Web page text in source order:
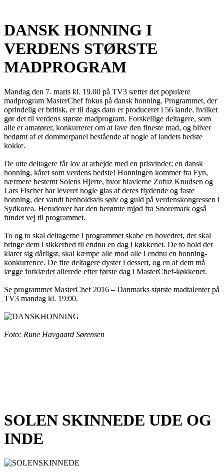
DANSK HONNING I
VERDENS STØRSTE
MADPROGRAM
Mandag den 7. marts kl. 19.00 på TV3 sætter det populære
madprogram MasterChef fokus på dansk honning. Programmet, der
oprindelig er britisk, er til dags dato er produceret i 56 lande, hvilket
gør det til verdens største madprogram. Forskellige deltagere, som
alle er amatører, konkurrerer om at lave den fineste mad, og bliver
bedømt af et dommerpanel bestående af nogle af landets bedste
kokke.
De otte deltagere får lov at arbejde med en prisvinder; en dansk
honning, kåret som verdens bedste! Honningen kommer fra Fyn,
nærmere bestemt Solens Hjerte, hvor biavlerne Zofuz Knudsen og
Lars Fischer har leveret nogle glas af deres flydende og faste
honning, der vandt henholdsvis sølv og guld på verdenskongressen i
Sydkorea. Herudover har den berømte mjød fra Snoremark også
fundet vej til programmet.
To og to skal deltagerne i programmet skabe en hovedret, der skal
bringe dem i sikkerhed til endnu en dag i køkkenet. De to hold der
klarer sig dårligst, skal kæmpe alle mod alle i endnu en honning-
konkurrence. De fire deltagere dyster i dessert, og en af dem må
lægge forklædet allerede efter første dag i MasterChef-køkkenet.
Se programmet MasterChef 2016 – Danmarks største madtalenter på
TV3 mandag kl. 19:00.
Foto: Rune Havgaard Sørensen
SOLEN SKINNEDE UDE OG
INDE